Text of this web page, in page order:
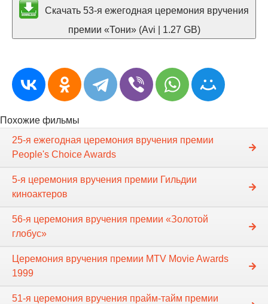
Скачать 53-я ежегодная церемония вручения
премии «Тони» (Avi | 1.27 GB)
Похожие фильмы
25-я ежегодная церемония вручения премии
People's Choice Awards
5-я церемония вручения премии Гильдии
киноактеров
56-я церемония вручения премии «Золотой
глобус»
Церемония вручения премии MTV Movie Awards
1999
51-я церемония вручения прайм-тайм премии